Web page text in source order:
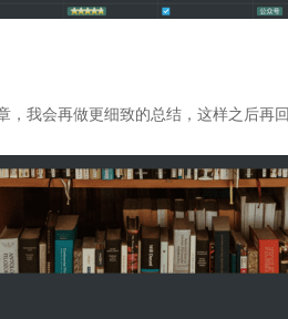
我会再做更细致的总结，这样之后再